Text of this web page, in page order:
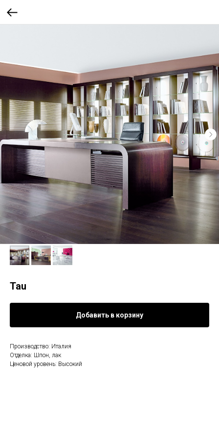
Tau
Добавить в корзину
Производство: Италия
Отделка: Шпон, лак
Ценовой уровень: Высокий